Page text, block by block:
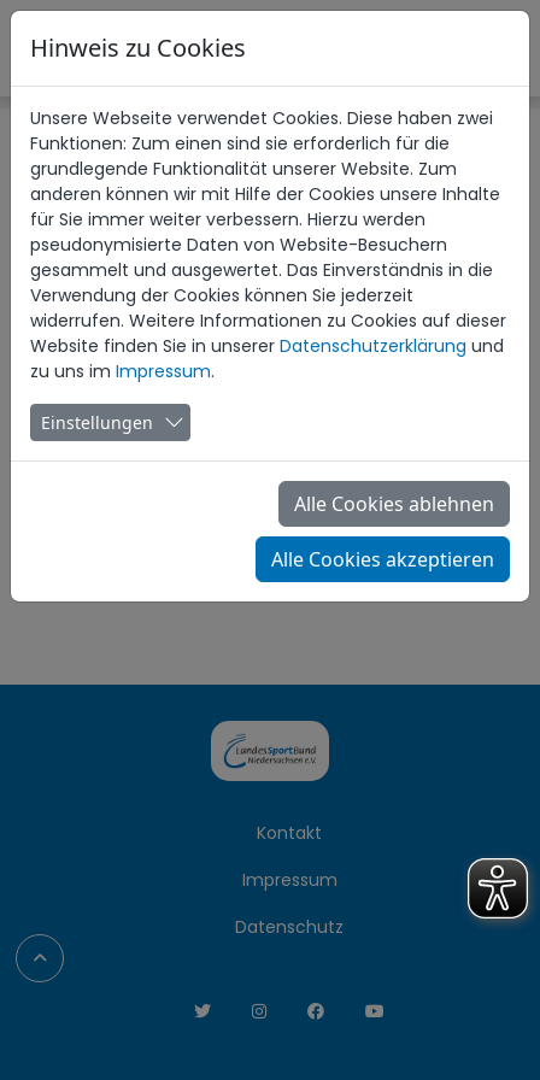
Kontakt
Impressum
Datenschutz
Hinweis zu Cookies
Unsere Webseite verwendet Cookies. Diese haben zwei
Funktionen: Zum einen sind sie erforderlich für die
grundlegende Funktionalität unserer Website. Zum
anderen können wir mit Hilfe der Cookies unsere Inhalte
für Sie immer weiter verbessern. Hierzu werden
pseudonymisierte Daten von Website-Besuchern
gesammelt und ausgewertet. Das Einverständnis in die
Verwendung der Cookies können Sie jederzeit
widerrufen. Weitere Informationen zu Cookies auf dieser
Website finden Sie in unserer Datenschutzerklärung und
zu uns im Impressum.
Einstellungen
Alle Cookies ablehnen
Alle Cookies akzeptieren